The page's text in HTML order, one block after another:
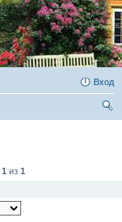
Вход
1 из 1